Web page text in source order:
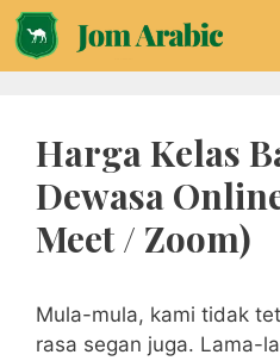
Skip
to
content
Harga Kelas
Dewasa
Meet / Zoom)
Mula-mula, kami tidak
rasa segan juga. Lama-